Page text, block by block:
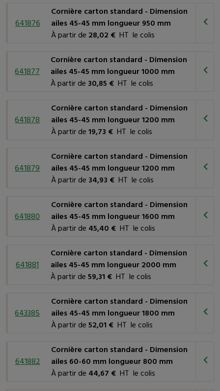
641876
Cornière carton standard - Dimension
ailes 45-45 mm longueur 950 mm
À partir de 28,02 € HT le colis
641877
Cornière carton standard - Dimension
ailes 45-45 mm longueur 1000 mm
À partir de 30,85 € HT le colis
641878
Cornière carton standard - Dimension
ailes 45-45 mm longueur 1200 mm
À partir de19,73 €HT le colis
641879
Cornière carton standard - Dimension
ailes 45-45 mm longueur 1200 mm
À partir de 34,93 €HT le colis
641880
Cornière carton standard - Dimension
ailes 45-45 mm longueur 1600 mm
À partir de 45,40 €HT le colis
641881
Cornière carton standard - Dimension
ailes 45-45 mm longueur 2000 mm
À partir de59,31 € HT le colis
643385
Cornière carton standard - Dimension
ailes 45-45 mm longueur 1800 mm
À partir de52,01 €HT le colis
641882
Cornière carton standard - Dimension
ailes 60-60 mm longueur 800 mm
À partir de 44,67 € HT le colis